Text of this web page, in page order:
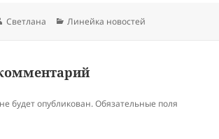
Автор
Светлана Рубрики
Линейка новостей
будет опубликован. Обязательные поля